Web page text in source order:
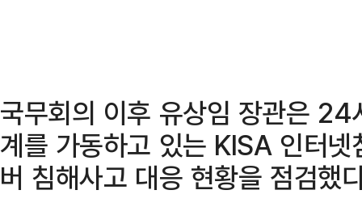
국무회의 이후 유상임 장관은
계를 가동하고 있는 KISA 인터
버 침해사고 대응 현황을 점검했